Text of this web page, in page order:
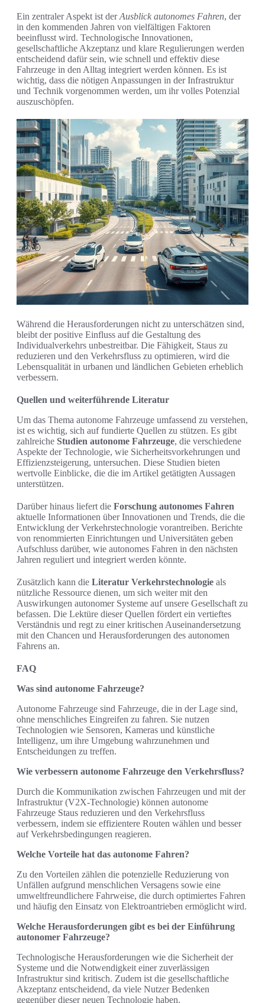
Ein zentraler Aspekt ist derAusblick autonomes Fahren, der
in den kommenden Jahren von vielfältigen Faktoren
beeinflusst wird. Technologische Innovationen,
gesellschaftliche Akzeptanz und klare Regulierungen werden
entscheidend dafür sein, wie schnell und effektiv diese
Fahrzeuge in den Alltag integriert werden können. Es ist
wichtig, dass die nötigen Anpassungen in der Infrastruktur
und Technik vorgenommen werden, um ihr volles Potenzial
auszuschöpfen.
Während die Herausforderungen nicht zu unterschätzen sind,
bleibt der positive Einfluss auf die Gestaltung des
Individualverkehrs unbestreitbar. Die Fähigkeit, Staus zu
reduzieren und den Verkehrsfluss zu optimieren, wird die
Lebensqualität in urbanen und ländlichen Gebieten erheblich
verbessern.
Quellen und weiterführende Literatur
Um das Thema autonome Fahrzeuge umfassend zu verstehen,
ist es wichtig, sich auf fundierte Quellen zu stützen. Es gibt
zahlreiche Studien autonome Fahrzeuge, die verschiedene
Aspekte der Technologie, wie Sicherheitsvorkehrungen und
Effizienzsteigerung, untersuchen. Diese Studien bieten
wertvolle Einblicke, die die im Artikel getätigten Aussagen
unterstützen.
Darüber hinaus liefert die Forschung autonomes Fahren
aktuelle Informationen über Innovationen und Trends, die die
Entwicklung der Verkehrstechnologie vorantreiben. Berichte
von renommierten Einrichtungen und Universitäten geben
Aufschluss darüber, wie autonomes Fahren in den nächsten
Jahren reguliert und integriert werden könnte.
Zusätzlich kann die Literatur Verkehrstechnologie als
nützliche Ressource dienen, um sich weiter mit den
Auswirkungen autonomer Systeme auf unsere Gesellschaft zu
befassen. Die Lektüre dieser Quellen fördert ein vertieftes
Verständnis und regt zu einer kritischen Auseinandersetzung
mit den Chancen und Herausforderungen des autonomen
Fahrens an.
FAQ
Was sind autonome Fahrzeuge?
Autonome Fahrzeuge sind Fahrzeuge, die in der Lage sind,
ohne menschliches Eingreifen zu fahren. Sie nutzen
Technologien wie Sensoren, Kameras und künstliche
Intelligenz, um ihre Umgebung wahrzunehmen und
Entscheidungen zu treffen.
Wie verbessern autonome Fahrzeuge den Verkehrsfluss?
Durch die Kommunikation zwischen Fahrzeugen und mit der
Infrastruktur (V2X-Technologie) können autonome
Fahrzeuge Staus reduzieren und den Verkehrsfluss
verbessern, indem sie effizientere Routen wählen und besser
auf Verkehrsbedingungen reagieren.
Welche Vorteile hat das autonome Fahren?
Zu den Vorteilen zählen die potenzielle Reduzierung von
Unfällen aufgrund menschlichen Versagens sowie eine
umweltfreundlichere Fahrweise, die durch optimiertes Fahren
und häufig den Einsatz von Elektroantrieben ermöglicht wird.
Welche Herausforderungen gibt es bei der Einführung
autonomer Fahrzeuge?
Technologische Herausforderungen wie die Sicherheit der
Systeme und die Notwendigkeit einer zuverlässigen
Infrastruktur sind kritisch. Zudem ist die gesellschaftliche
Akzeptanz entscheidend, da viele Nutzer Bedenken
gegenüber dieser neuen Technologie haben.